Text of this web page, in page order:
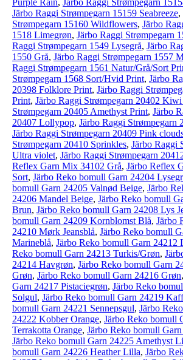
Purple Rain, Järbo Raggi Strømpegarn
Järbo Raggi Strømpegarn 15159 Seabreeze,
Strømpegarn 15160 Wildflowers, Järbo
1518 Limegrøn, Järbo Raggi Strømpegarn
Raggi Strømpegarn 1549 Lysegrå, Järbo
1550 Grå, Järbo Raggi Strømpegarn 1557
Raggi Strømpegarn 1561 Natur/Grå/Sort
Strømpegarn 1568 Sort/Hvid Print, Järbo
20398 Folklore Print, Järbo Raggi
Print, Järbo Raggi Strømpegarn 20402
Strømpegarn 20405 Amethyst Print, Järbo
20407 Lollypop, Järbo Raggi Strømpegarn
Järbo Raggi Strømpegarn 20409 Pink
Strømpegarn 20410 Sprinkles, Järbo Raggi
Ultra violet, Järbo Raggi Strømpegarn
Reflex Garn Mix 34102 Grå, Järbo Reflex
Sort, Järbo Reko bomull Garn 24204
bomull Garn 24205 Valnød Beige, Järbo
24206 Mandel Beige, Järbo Reko bomull
Brun, Järbo Reko bomull Garn 24208 Lys
bomull Garn 24209 Kornblomst Blå, Järbo
24210 Mørk Jeansblå, Järbo Reko bomull
Marineblå, Järbo Reko bomull Garn 24212
Reko bomull Garn 24213 Turkis/Grøn,
24214 Havgrøn, Järbo Reko bomull Garn
Grøn, Järbo Reko bomull Garn 24216 Grøn,
Garn 24217 Pistaciegrøn, Järbo Reko
Solgul, Järbo Reko bomull Garn 24219
bomull Garn 24221 Sennepsgul, Järbo
24222 Kobber Orange, Järbo Reko bomull
Terrakotta Orange, Järbo Reko bomull
Järbo Reko bomull Garn 24225 Amethyst
bomull Garn 24226 Heather Lilla, Järbo